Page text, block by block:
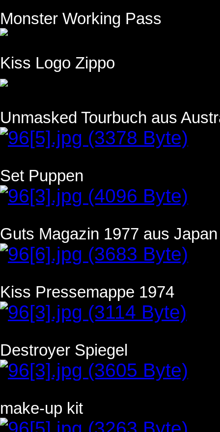
Monster Working Pass
Kiss Logo Zippo
Unmasked Tourbuch aus
Set Puppen
Guts Magazin 1977 aus Japan
Kiss Pressemappe 1974
Destroyer Spiegel
make-up kit